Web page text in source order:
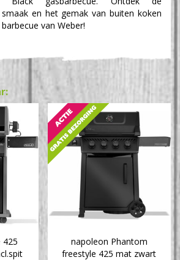
en het gemak van buiten koken
van Weber!
425
napoleon Phantom
freestyle 425 mat zwart